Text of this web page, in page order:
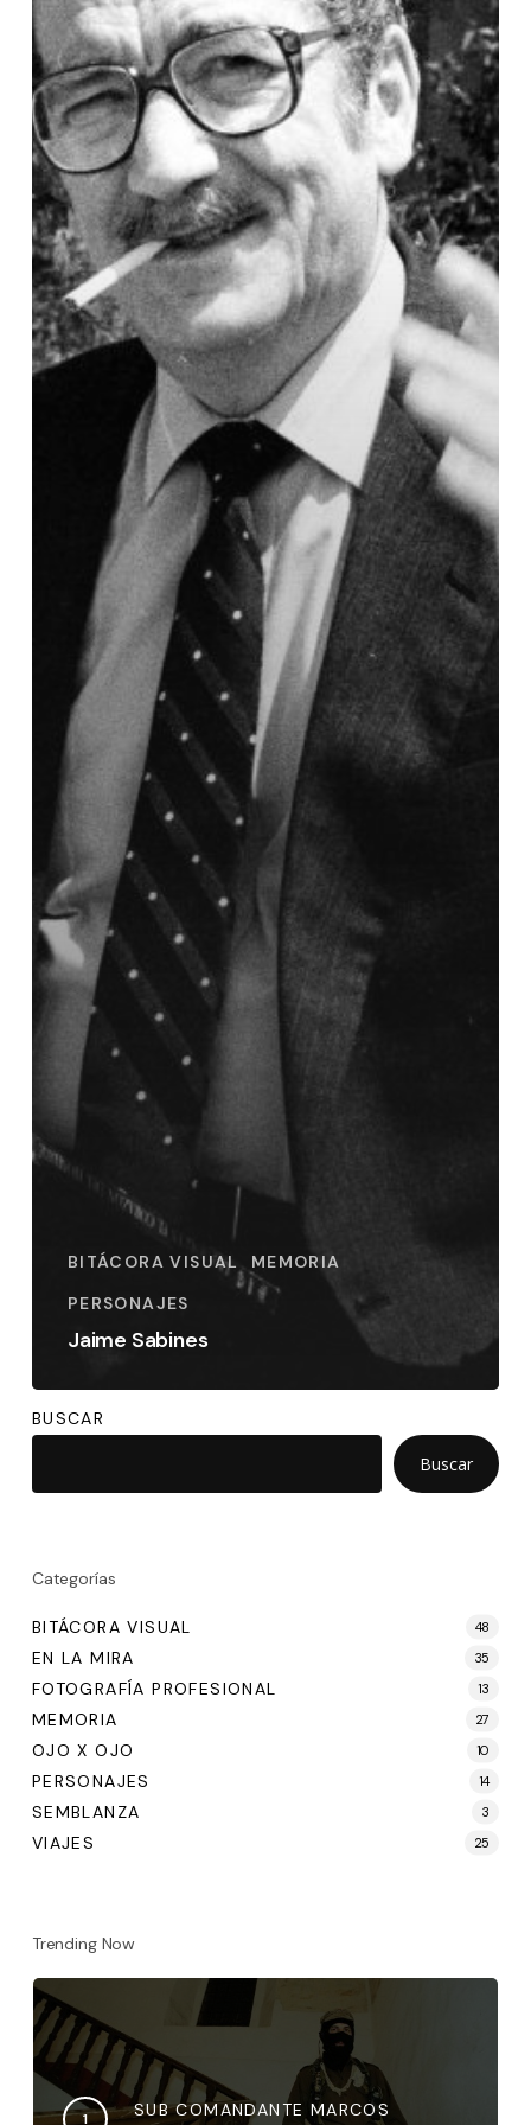
BITÁCORA VISUAL
MEMORIA
PERSONAJES
Jaime Sabines
BUSCAR
Buscar
Categorías
BITÁCORA VISUAL 48
EN LA MIRA 35
FOTOGRAFÍA PROFESIONAL 13
MEMORIA 27
OJO X OJO 10
PERSONAJES 14
SEMBLANZA 3
VIAJES 25
Trending Now
SUB COMANDANTE MARCOS